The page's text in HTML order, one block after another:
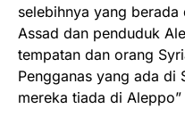
selebihnya yang berada
Assad dan penduduk
tempatan dan orang
Pengganas yang ada di
mereka tiada di Aleppo”